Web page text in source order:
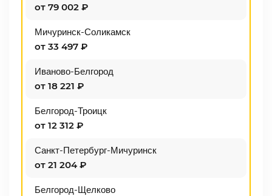
от 79 002 ₽
Мичуринск-Соликамск
от 33 497 ₽
Иваново-Белгород
от 18 221 ₽
Белгород-Троицк
от 12 312 ₽
Санкт-Петербург-Мичуринск
от 21 204 ₽
Белгород-Щелково